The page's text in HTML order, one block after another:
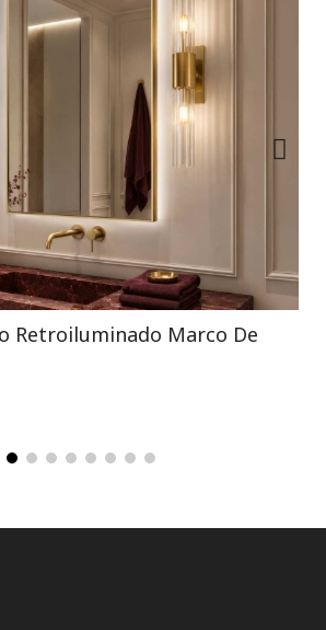
Retroiluminado Marco De